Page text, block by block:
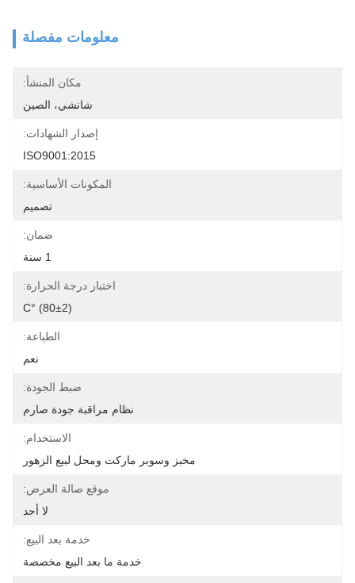
معلومات مفصلة
مكان المنشأ:
شانشي، الصين
إصدار الشهادات:
ISO9001:2015
المكونات الأساسية:
تصميم
ضمان:
اختبار درجة الحرارة:
الطباعة:
نعم
ضبط الجودة:
نظام مراقبة جودة صارم
الاستخدام:
مخبز وسوبر ماركت ومحل لبيع الزهور
موقع صالة العرض:
لا أحد
خدمة بعد البيع:
خدمة ما بعد البيع مخصصة